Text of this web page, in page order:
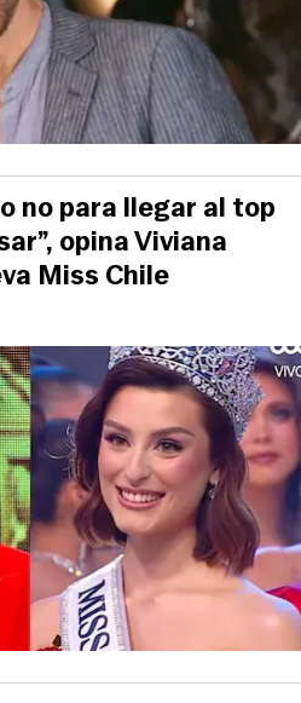
no para llegar al top
opina Viviana
Miss Chile